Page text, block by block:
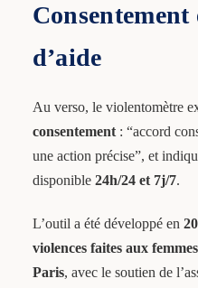
Consentement
d’aide
Au verso, le violentomètre
consentement: “accord
une action précise”, et
disponible 24h/24 et 7j/7.
L’outil a été développé en
violences faites aux
Paris, avec le soutien de